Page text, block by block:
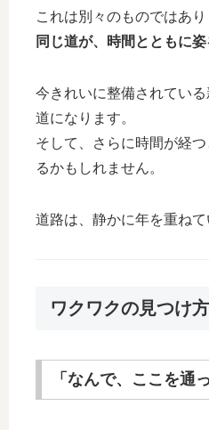
これは別々のものではあり
同じ道が、時間とともに
今きれいに整備されてい
道になります。
そして、さらに時間が経
るかもしれません。
道路は、静かに年を重ねて
ワクワクの見つけ
「なんで、ここを通